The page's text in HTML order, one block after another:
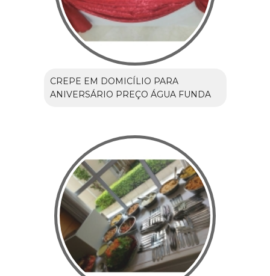
CREPE EM DOMICÍLIO PARA
ANIVERSÁRIO PREÇO ÁGUA FUNDA